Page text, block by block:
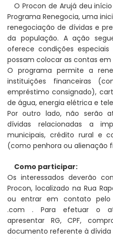
O Procon de Arujá deu
Programa Renegocia, uma
renegociação de dívidas e
da população. A ação
oferece condições
possam colocar as contas em
O programa permite a
instituições financeiras
empréstimo consignado),
de água, energia elétrica e
Por outro lado, não serão
dívidas relacionadas a
municipais, crédito rural e
(como penhora ou alienação
Como participar:
Os interessados deverão
Procon, localizado na Rua
ou entrar em contato pelo
.com . Para efetuar o
apresentar RG, CPF,
documento referente à dívida